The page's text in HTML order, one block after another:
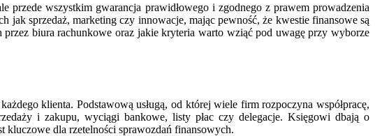
wszystkim gwarancja prawidłowego i zgodnego z prawem prowadzenia
sprzedaż, marketing czy innowacje, mając pewność, że kwestie finansowe są
biura rachunkowe oraz jakie kryteria warto wziąć pod uwagę przy wyborze
klienta. Podstawową usługą, od której wiele firm rozpoczyna współpracę,
i zakupu, wyciągi bankowe, listy płac czy delegacje. Księgowi dbają o
kluczowe dla rzetelności sprawozdań finansowych.